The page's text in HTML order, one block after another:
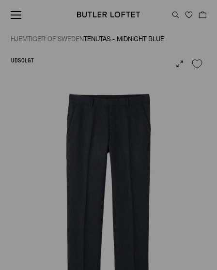
HJEM TIGER OF SWEDEN TENUTAS - MIDNIGHT BLUE
UDSOLGT